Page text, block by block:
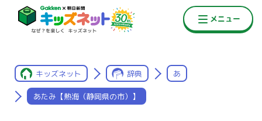
キッズネット 辞典 あ
あたみ【熱海（静岡県の市）】